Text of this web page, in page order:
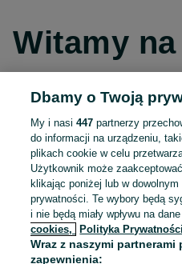
Witamy na
Kontynuuj
Kontynuuj
Kontynuuj
Dbamy o Twoją
My i nasi447 partnerzy
do informacji na urządzeniu,
plikach cookie w celu
Użytkownik może
klikając poniżej lub w
prywatności. Te wybory będą
i nie będą miały wpływu na
cookies,
Polityka Prywatności
Wraz z naszymi partnerami
zapewnienia: